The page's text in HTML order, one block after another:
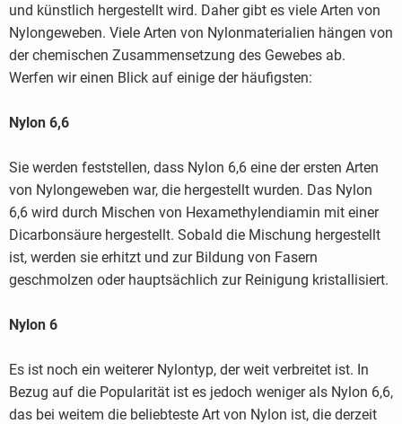
und künstlich hergestellt wird. Daher gibt es viele Arten von
Nylongeweben. Viele Arten von Nylonmaterialien hängen von
der chemischen Zusammensetzung des Gewebes ab.
Werfen wir einen Blick auf einige der häufigsten:
Nylon 6,6
Sie werden feststellen, dass Nylon 6,6 eine der ersten Arten
von Nylongeweben war, die hergestellt wurden. Das Nylon
6,6 wird durch Mischen von Hexamethylendiamin mit einer
Dicarbonsäure hergestellt. Sobald die Mischung hergestellt
ist, werden sie erhitzt und zur Bildung von Fasern
geschmolzen oder hauptsächlich zur Reinigung kristallisiert.
Nylon 6
Es ist noch ein weiterer Nylontyp, der weit verbreitet ist. In
Bezug auf die Popularität ist es jedoch weniger als Nylon 6,6,
das bei weitem die beliebteste Art von Nylon ist, die derzeit